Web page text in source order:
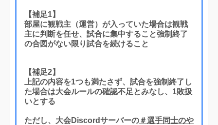
【補足1】
部屋に観戦主（運営）が入っていた場合は観戦
主に判断を任せ、試合に集中すること強制終了
の合図がない限り試合を続けること
【補足2】
上記の内容を1つも満たさず、試合を強制終了し
た場合は大会ルールの確認不足とみなし、1敗扱
いとする
ただし、大会Discordサーバーの＃選手同士のや